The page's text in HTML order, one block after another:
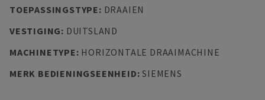
TOEPASSINGSTYPE: DRAAIEN
VESTIGING: DUITSLAND
MACHINETYPE: HORIZONTALE DRAAIMACHINE
MERK BEDIENINGSEENHEID:SIEMENS